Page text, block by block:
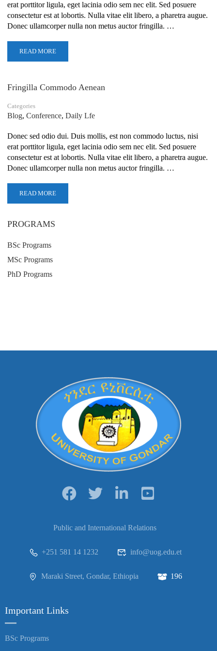
erat porttitor ligula, eget lacinia odio sem nec elit. Sed posuere
consectetur est at lobortis. Nulla vitae elit libero, a pharetra augue.
Donec ullamcorper nulla non metus auctor fringilla. …
READ MORE
Fringilla Commodo Aenean
Categories
Blog, Conference, Daily Lfe
Donec sed odio dui. Duis mollis, est non commodo luctus, nisi
erat porttitor ligula, eget lacinia odio sem nec elit. Sed posuere
consectetur est at lobortis. Nulla vitae elit libero, a pharetra augue.
Donec ullamcorper nulla non metus auctor fringilla. …
READ MORE
PROGRAMS
BSc Programs
MSc Programs
PhD Programs
Public and International Relations
+251 581 14 1232 info@uog.edu.et
Maraki Street, Gondar, Ethiopia 196
Important Links
BSc Programs